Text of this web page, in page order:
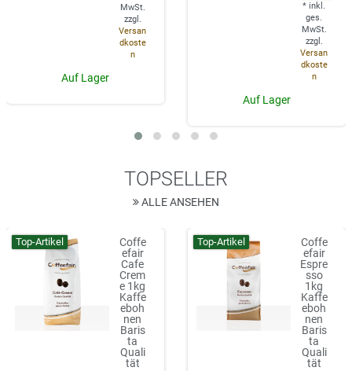
MwSt.
zzgl.
Versan
dkoste
n
Auf Lager
* inkl.
ges.
MwSt.
zzgl.
Versan
dkoste
n
Auf Lager
TOPSELLER
ALLE ANSEHEN
Top-Artikel
Coffe
efair
Cafe
Crem
e 1kg
Kaffe
eboh
nen
Baris
ta
Quali
tät
Top-Artikel
Coffe
efair
Espre
sso
1kg
Kaffe
eboh
nen
Baris
ta
Quali
tät